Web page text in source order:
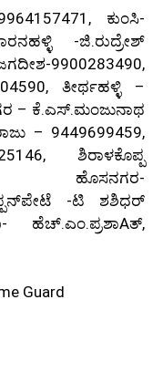
ಕುಂಸಿ-
-ಜಿ.ರುದ್ರೇಶ್
9900283490,
ತೀರ್ಥಹಳ್ಳಿ –
– ಕೆ.ಎಸ್.ಮಂಜುನಾಥ
– 9449699459,
ಶಿರಾಳಕೊಪ್ಪ
ಹೊಸನಗರ-
-ಟಿ ಶಶಿಧರ್
ಹೆಚ್.ಎಂ.ಪ್ರಶಾAತ್,
Guard